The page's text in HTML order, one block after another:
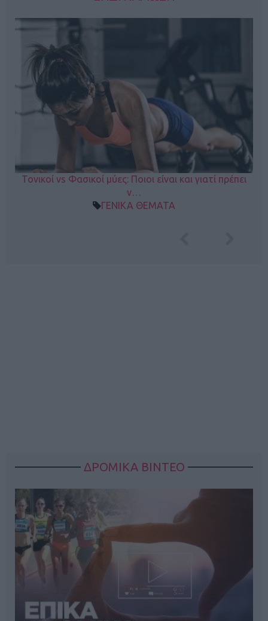
Τονικοί vs Φασικοί μύες: Ποιοι είναι και γιατί πρέπει
ν…
ΓΕΝΙΚΑ ΘΕΜΑΤΑ
ΔΡΟΜΙΚΑ ΒΙΝΤΕΟ